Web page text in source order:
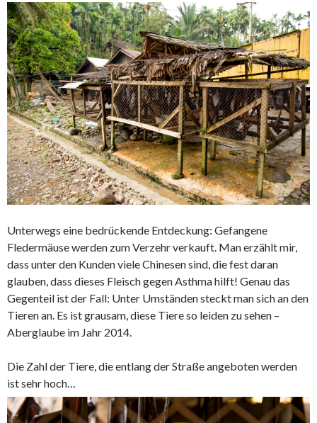
Unterwegs eine bedrückende Entdeckung: Gefangene
Fledermäuse werden zum Verzehr verkauft. Man erzählt mir,
dass unter den Kunden viele Chinesen sind, die fest daran
glauben, dass dieses Fleisch gegen Asthma hilft! Genau das
Gegenteil ist der Fall: Unter Umständen steckt man sich an den
Tieren an. Es ist grausam, diese Tiere so leiden zu sehen –
Aberglaube im Jahr 2014.
Die Zahl der Tiere, die entlang der Straße angeboten werden
ist sehr hoch…